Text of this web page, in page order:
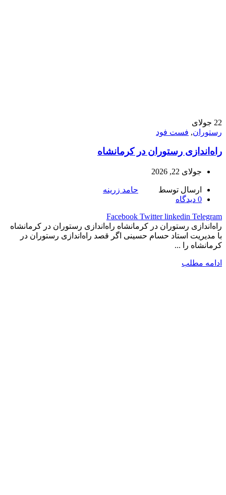
22 جولای
رستوران, فست فود
راه‌اندازی رستوران در کرمانشاه
جولای 22, 2026
ارسال توسط
حامد زرینه
0 دیدگاه
Facebook Twitter linkedin Telegram
راه‌اندازی رستوران در کرمانشاه راه‌اندازی رستوران در کرمانشاه
با مدیریت استاد حسام حسینی اگر قصد راه‌اندازی رستوران در
کرمانشاه را ...
ادامه مطلب